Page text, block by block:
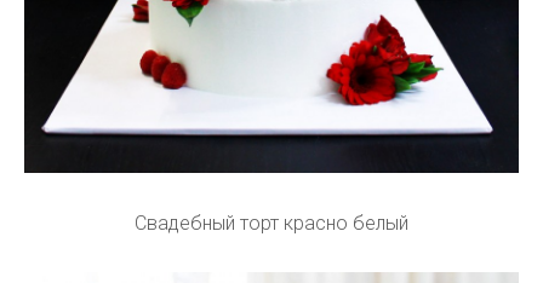
Свадебный торт красно белый